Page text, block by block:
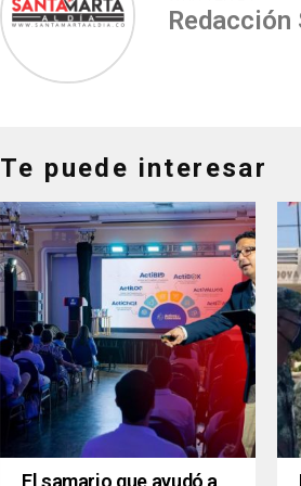
Redacción
Te puede interesar
El samario que ayudó a